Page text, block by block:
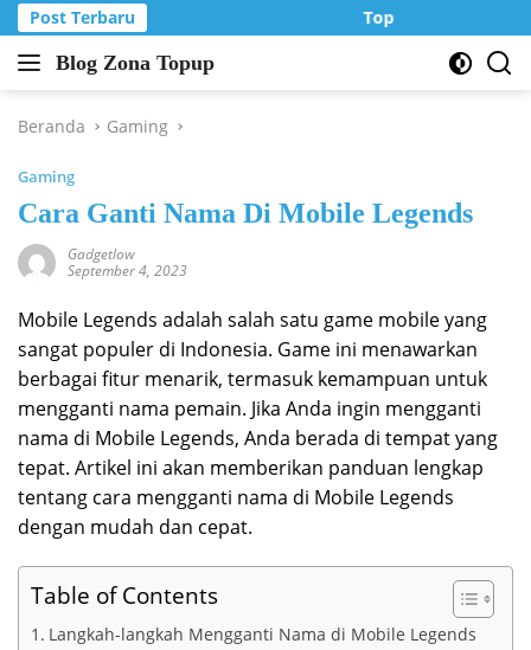
Langsung
ke
konten
Post Terbaru Top Up Murah di
Blog Zona Topup
Tips
Trik
game
online
Beranda Gaming
Gaming
Cara Ganti Nama Di Mobile Legends
Gadgetlow
September 4, 2023
Mobile Legends adalah salah satu game mobile yang
sangat populer di Indonesia. Game ini menawarkan
berbagai fitur menarik, termasuk kemampuan untuk
mengganti nama pemain. Jika Anda ingin mengganti
nama di Mobile Legends, Anda berada di tempat yang
tepat. Artikel ini akan memberikan panduan lengkap
tentang cara mengganti nama di Mobile Legends
dengan mudah dan cepat.
Table of Contents
Langkah-langkah Mengganti Nama di Mobile Legends